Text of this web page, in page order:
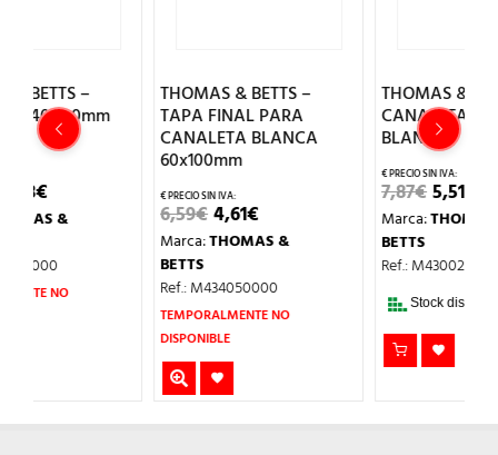
THOMAS & BETTS –
TAPA FINAL PARA
CANALETA BLANCA
60x100mm
6,59 PRECIO
ORIGINAL
EL
PRECIO
ACTUAL
ES:
4,61€.
THOMAS &
BETTS
Ref.: M434050000
TEMPORALMENTE NO
THOMAS & BETTS –
CANALETA 40X40mm
BLANCA
PRECIO
ORIGINAL
EL
PRECIO
ACTUAL
ES:
5,51€.
THOMAS &
BETTS
Ref.: M430020000
Stock disponible.